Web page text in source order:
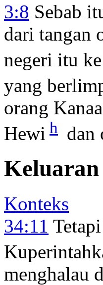
3:8 Sebab
dari tangan
negeri itu
yang
orang
Hewi h dan
Keluaran
Konteks
34:11
menghalau